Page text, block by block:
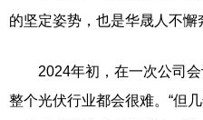
的坚定姿势，也是华晟人不懈
2024年初，在一次公司会
整个光伏行业都会很难。“但